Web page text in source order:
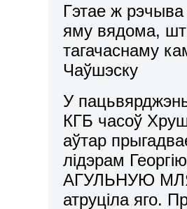
Гэтае ж
яму вядома,
тагачаснаму
Чаўшэску
У
КГБ часоў
аўтар
лідэрам
АГУЛЬНУЮ
атруціла яго.